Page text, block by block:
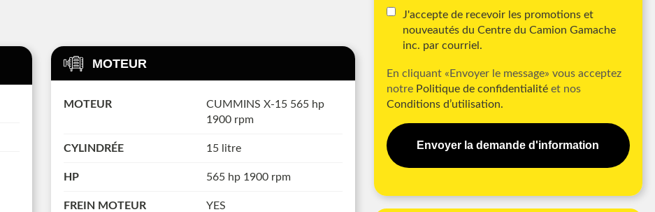
MOTEUR
MOTEUR
CUMMINS X-15 565 hp
1900 rpm
CYLINDRÉE 15 litre
HP 565 hp 1900 rpm
FREIN MOTEUR YES
J'accepte de recevoir les promotions et
nouveautés du Centre du Camion Gamache
inc. par courriel.
En cliquant «Envoyer le message» vous acceptez
notre Politique de confidentialitéet nos
Conditions d’utilisation.
Envoyer la demande d'information